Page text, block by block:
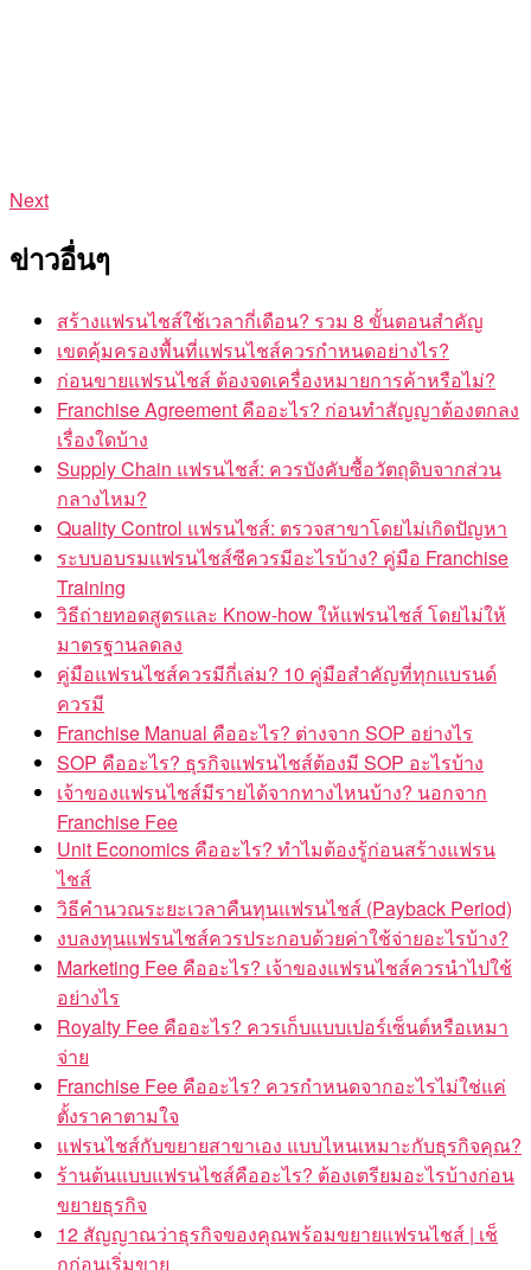
Next
ข่าวอื่นๆ
สร้างแฟรนไชส์ใช้เวลากี่เดือน? รวม 8 ขั้นตอนสำคัญ
เขตคุ้มครองพื้นที่แฟรนไชส์ควรกำหนดอย่างไร?
ก่อนขายแฟรนไชส์ ต้องจดเครื่องหมายการค้าหรือไม่?
Franchise Agreement คืออะไร? ก่อนทำสัญญาต้องตกลง
เรื่องใดบ้าง
Supply Chain แฟรนไชส์: ควรบังคับซื้อวัตถุดิบจากส่วน
กลางไหม?
Quality Control แฟรนไชส์: ตรวจสาขาโดยไม่เกิดปัญหา
ระบบอบรมแฟรนไชส์ซีควรมีอะไรบ้าง? คู่มือ Franchise
Training
วิธีถ่ายทอดสูตรและ Know-how ให้แฟรนไชส์ โดยไม่ให้
มาตรฐานลดลง
คู่มือแฟรนไชส์ควรมีกี่เล่ม? 10 คู่มือสำคัญที่ทุกแบรนด์
ควรมี
Franchise Manual คืออะไร? ต่างจาก SOP อย่างไร
SOP คืออะไร? ธุรกิจแฟรนไชส์ต้องมี SOP อะไรบ้าง
เจ้าของแฟรนไชส์มีรายได้จากทางไหนบ้าง? นอกจาก
Franchise Fee
Unit Economics คืออะไร? ทำไมต้องรู้ก่อนสร้างแฟรน
ไชส์
วิธีคำนวณระยะเวลาคืนทุนแฟรนไชส์ (Payback Period)
งบลงทุนแฟรนไชส์ควรประกอบด้วยค่าใช้จ่ายอะไรบ้าง?
Marketing Fee คืออะไร? เจ้าของแฟรนไชส์ควรนำไปใช้
อย่างไร
Royalty Fee คืออะไร? ควรเก็บแบบเปอร์เซ็นต์หรือเหมา
จ่าย
Franchise Fee คืออะไร? ควรกำหนดจากอะไรไม่ใช่แค่
ตั้งราคาตามใจ
แฟรนไชส์กับขยายสาขาเอง แบบไหนเหมาะกับธุรกิจคุณ?
ร้านต้นแบบแฟรนไชส์คืออะไร? ต้องเตรียมอะไรบ้างก่อน
ขยายธุรกิจ
12 สัญญาณว่าธุรกิจของคุณพร้อมขยายแฟรนไชส์ | เช็
กก่อนเริ่มขาย